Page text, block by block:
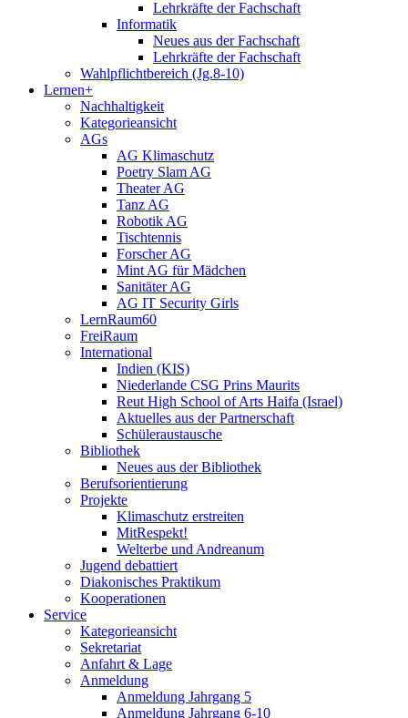
Lehrkräfte der Fachschaft
Informatik
Neues aus der Fachschaft
Lehrkräfte der Fachschaft
Wahlpflichtbereich (Jg.8-10)
Lernen+
Nachhaltigkeit
Kategorieansicht
AGs
AG Klimaschutz
Poetry Slam AG
Theater AG
Tanz AG
Robotik AG
Tischtennis
Forscher AG
Mint AG für Mädchen
Sanitäter AG
AG IT Security Girls
LernRaum60
FreiRaum
International
Indien (KIS)
Niederlande CSG Prins Maurits
Reut High School of Arts Haifa (Israel)
Aktuelles aus der Partnerschaft
Schüleraustausche
Bibliothek
Neues aus der Bibliothek
Berufsorientierung
Projekte
Klimaschutz erstreiten
MitRespekt!
Welterbe und Andreanum
Jugend debattiert
Diakonisches Praktikum
Kooperationen
Service
Kategorieansicht
Sekretariat
Anfahrt & Lage
Anmeldung
Anmeldung Jahrgang 5
Anmeldung Jahrgang 6-10